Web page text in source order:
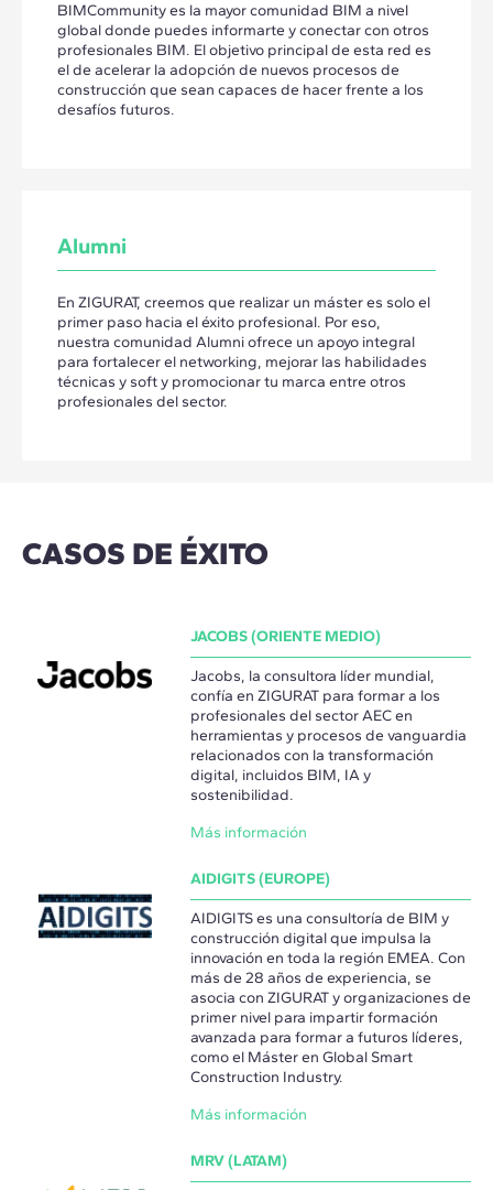
BIMCommunity es la mayor comunidad BIM a nivel
global donde puedes informarte y conectar con otros
profesionales BIM. El objetivo principal de esta red es
el de acelerar la adopción de nuevos procesos de
construcción que sean capaces de hacer frente a los
desafíos futuros.
Alumni
En ZIGURAT, creemos que realizar un máster es solo el
primer paso hacia el éxito profesional. Por eso,
nuestra comunidad Alumni ofrece un apoyo integral
para fortalecer el networking, mejorar las habilidades
técnicas y soft y promocionar tu marca entre otros
profesionales del sector.
CASOS DE ÉXITO
JACOBS (ORIENTE MEDIO)
Jacobs, la consultora líder mundial,
confía en ZIGURAT para formar a los
profesionales del sector AEC en
herramientas y procesos de vanguardia
relacionados con la transformación
digital, incluidos BIM, IA y
sostenibilidad.
Más información
AIDIGITS (EUROPE)
AIDIGITS es una consultoría de BIM y
construcción digital que impulsa la
innovación en toda la región EMEA. Con
más de 28 años de experiencia, se
asocia con ZIGURAT y organizaciones de
primer nivel para impartir formación
avanzada para formar a futuros líderes,
como el Máster en Global Smart
Construction Industry.
Más información
MRV (LATAM)